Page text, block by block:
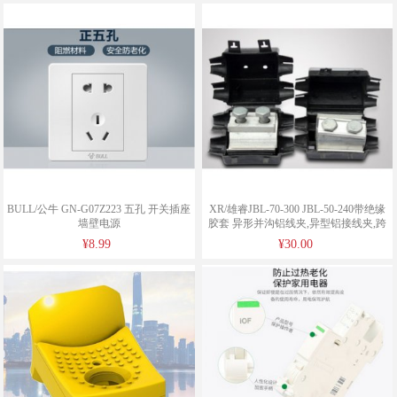
BULL/公牛 GN-G07Z223 五孔 开关插座
墙壁电源
¥8.99
XR/雄睿JBL-70-300 JBL-50-240带绝缘
胶套 异形并沟铝线夹,异型铝接线夹,跨
径
¥30.00